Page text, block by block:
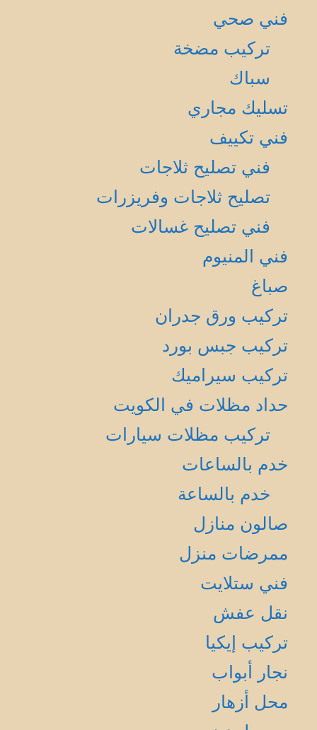
فني صحي
تركيب مضخة
سباك
تسليك مجاري
فني تكييف
فني تصليح ثلاجات
تصليح ثلاجات وفريزرات
فني تصليح غسالات
فني المنيوم
صباغ
تركيب ورق جدران
تركيب جبس بورد
تركيب سيراميك
حداد مظلات في الكويت
تركيب مظلات سيارات
خدم بالساعات
خدم بالساعة
صالون منازل
ممرضات منزل
فني ستلايت
نقل عفش
تركيب إيكيا
نجار أبواب
محل أزهار